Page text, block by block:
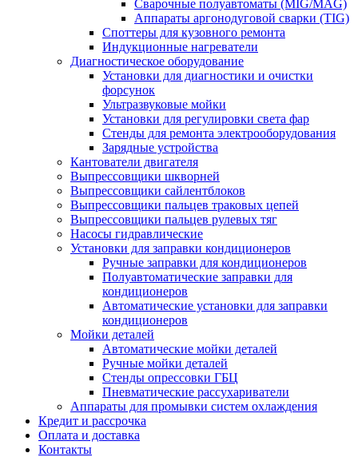
Сварочные полуавтоматы (MIG/MAG)
Аппараты аргонодуговой сварки (TIG)
Споттеры для кузовного ремонта
Индукционные нагреватели
Диагностическое оборудование
Установки для диагностики и очистки
форсунок
Ультразвуковые мойки
Установки для регулировки света фар
Стенды для ремонта электрооборудования
Зарядные устройства
Кантователи двигателя
Выпрессовщики шкворней
Выпрессовщики сайлентблоков
Выпрессовщики пальцев траковых цепей
Выпрессовщики пальцев рулевых тяг
Насосы гидравлические
Установки для заправки кондиционеров
Ручные заправки для кондиционеров
Полуавтоматические заправки для
кондиционеров
Автоматические установки для заправки
кондиционеров
Мойки деталей
Автоматические мойки деталей
Ручные мойки деталей
Стенды опрессовки ГБЦ
Пневматические рассухариватели
Аппараты для промывки систем охлаждения
Кредит и рассрочка
Оплата и доставка
Контакты